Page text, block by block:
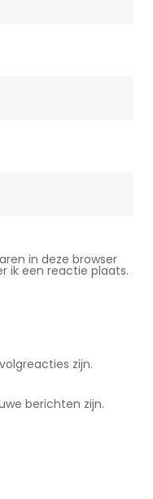
in deze browser
ik een reactie plaats.
zijn.
berichten zijn.